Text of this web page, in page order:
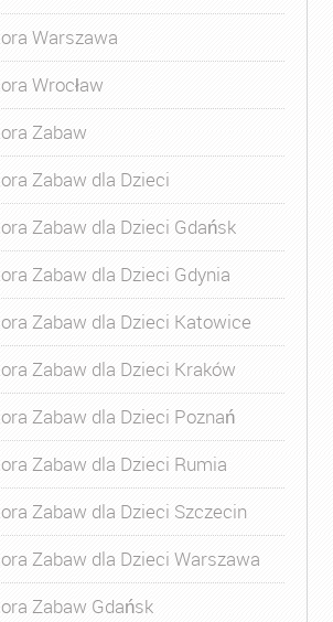
Warszawa
Wrocław
Zabaw
Zabaw dla Dzieci
Zabaw dla Dzieci Gdańsk
Zabaw dla Dzieci Gdynia
Zabaw dla Dzieci Katowice
Zabaw dla Dzieci Kraków
Zabaw dla Dzieci Poznań
Zabaw dla Dzieci Rumia
Zabaw dla Dzieci Szczecin
Zabaw dla Dzieci Warszawa
Zabaw Gdańsk